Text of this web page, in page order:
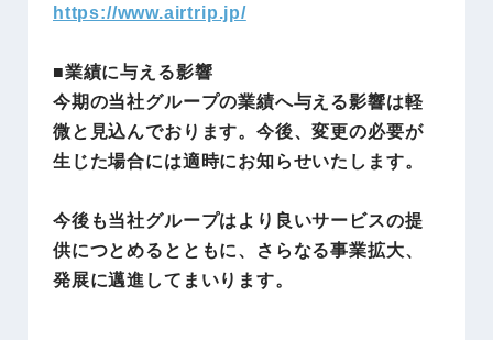
https://www.airtrip.jp/
■業績に与える影響
今期の当社グループの業績へ与える影響は軽
微と見込んでおります。今後、変更の必要が
生じた場合には適時にお知らせいたします。
今後も当社グループはより良いサービスの提
供につとめるとともに、さらなる事業拡大、
発展に邁進してまいります。